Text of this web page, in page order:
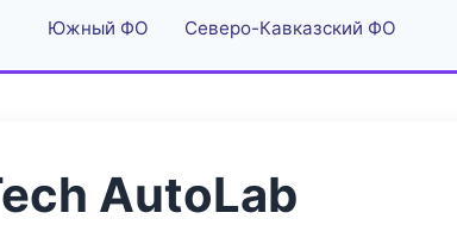
Южный ФО Северо-Кавказский ФО
AutoLab